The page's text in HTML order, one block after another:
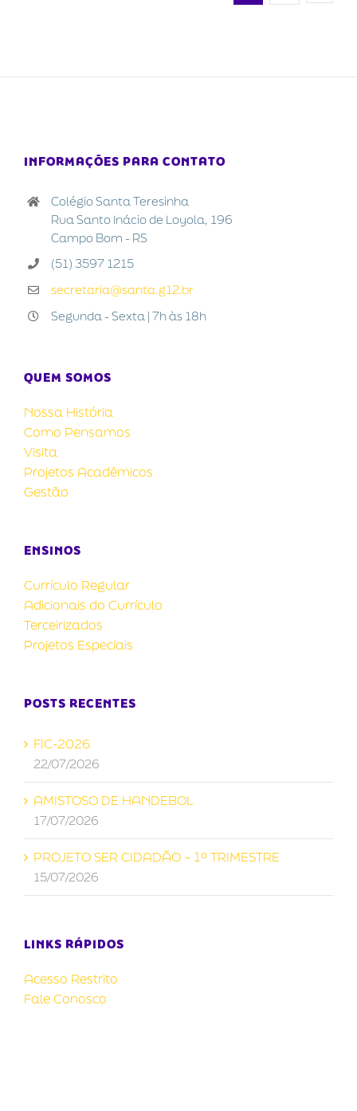
INFORMAÇÕES PARA CONTATO
Colégio Santa Teresinha
Rua Santo Inácio de Loyola, 196
Campo Bom - RS
(51) 3597 1215
secretaria@santa.g12.br
Segunda - Sexta | 7h às 18h
QUEM SOMOS
Nossa História
Como Pensamos
Visita
Projetos Acadêmicos
Gestão
ENSINOS
Currículo Regular
Adicionais do Currículo
Terceirizados
Projetos Especiais
POSTS RECENTES
FIC-2026
22/07/2026
AMISTOSO DE HANDEBOL
17/07/2026
PROJETO SER CIDADÃO – 1º TRIMESTRE
15/07/2026
LINKS RÁPIDOS
Acesso Restrito
Fale Conosco